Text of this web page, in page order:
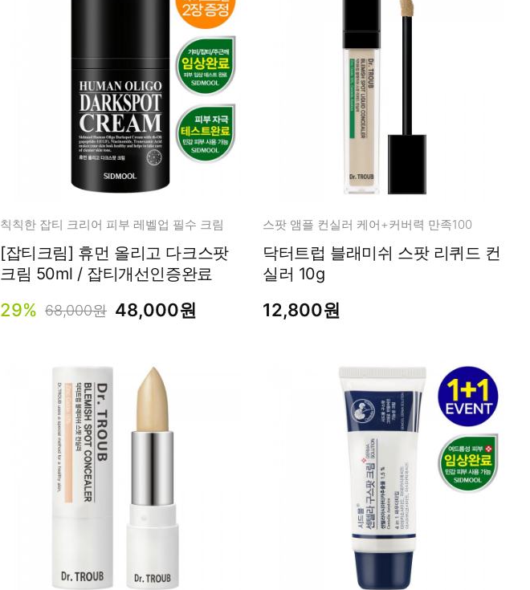
칙칙한 잡티 크리어 피부 레벨업 필수 크림
[잡티크림] 휴먼 올리고 다크스팟
크림 50ml / 잡티개선인증완료
29% 68,000원 48,000원
스팟 앰플 컨실러 케어+커버력 만족100
닥터트럽 블래미쉬 스팟 리퀴드 컨
실러 10g
12,800원